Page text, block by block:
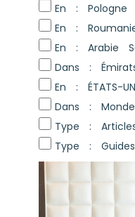
En : Pologne
En :
En : Arabie
Dans :
En : ÉTATS-
Dans : Monde
Type :
Type : Guides